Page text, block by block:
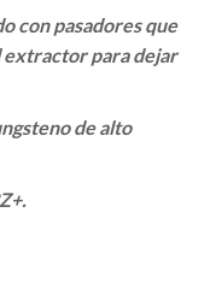
con pasadores que
extractor para dejar
de alto